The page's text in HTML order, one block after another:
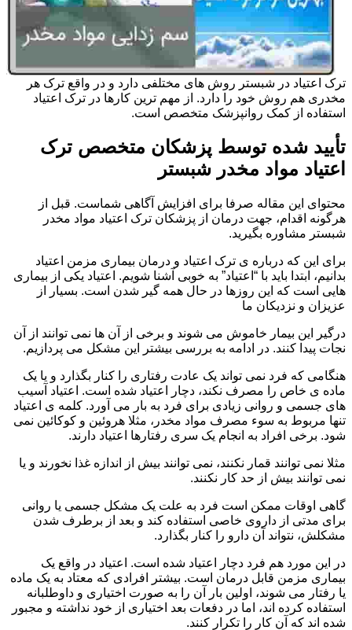
ترک اعتیاد در شبستر روش های مختلفی دارد و در واقع ترک هر
مخدری هم روش خود را دارد. از مهم ترین کارها در ترک اعتیاد
استفاده از کمک روانپزشک متخصص است.
تأیید شده توسط پزشکان متخصص ترک
اعتیاد مواد مخدر شبستر
محتوای این مقاله صرفا برای افزایش آگاهی شماست. قبل از
هرگونه اقدام، جهت درمان از پزشکان ترک اعتیاد مواد مخدر
شبستر مشاوره بگیرید.
برای این که درباره ی ترک اعتیاد و درمان بیماری مزمن اعتیاد
بدانیم، ابتدا باید با “اعتیاد” به خوبی آشنا شویم. اعتیاد یکی از بیماری
هایی است که این روزها در حال همه گیر شدن است. بسیار از
عزیزان و نزدیکان ما
درگیر این بیمار خاموش می شوند و برخی از آن ها نمی توانند از آن
نجات پیدا کنند. در ادامه به بررسی بیشتر این مشکل می پردازیم.
هنگامی که فرد نمی تواند یک عادت رفتاری را کنار بگذارد و یا یک
ماده ی خاص را مصرف نکند، دچار اعتیاد شده است. اعتیاد آسیب
های جسمی و روانی زیادی برای فرد به بار می آورد. کلمه ی اعتیاد
تنها مربوط به سوء مصرف مواد مخدر، مثلا هروئین و کوکائین نمی
شود. برخی افراد به انجام یک سری رفتارها اعتیاد دارند.
مثلا نمی توانند قمار نکنند، نمی توانند بیش از اندازه غذا نخورند و یا
نمی توانند بیش از حد کار نکنند.
گاهی اوقات ممکن است فرد به علت یک مشکل جسمی یا روانی
برای مدتی از داروی خاصی استفاده کند و بعد از برطرف شدن
مشکلش، نتواند آن دارو را کنار بگذارد.
در این مورد هم فرد دچار اعتیاد شده است. اعتیاد در واقع یک
بیماری مزمن قابل درمان است. بیشتر افرادی که معتاد به یک ماده
یا رفتار می شوند، اولین بار آن را به صورت اختیاری و داوطلبانه
استفاده کرده اند، اما در دفعات بعد اختیاری از خود نداشته و مجبور
شده اند که آن کار را تکرار کنند.